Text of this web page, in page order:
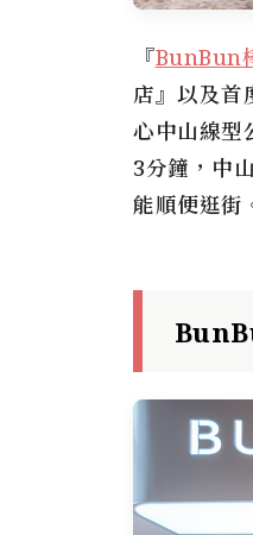
『BunBun
店』以及首
心中山線型
3分鐘，中
能順便逛街